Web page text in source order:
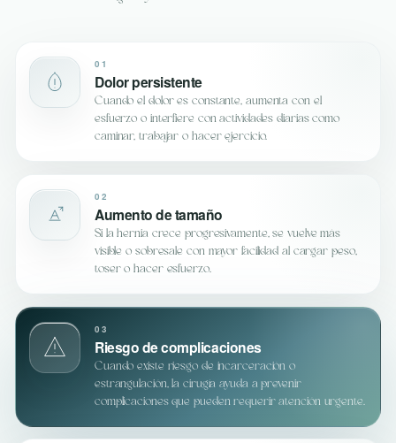
01
Dolor persistente
Cuando el dolor es constante, aumenta con el
esfuerzo o interfiere con actividades diarias como
caminar, trabajar o hacer ejercicio.
02
Aumento de tamaño
Si la hernia crece progresivamente, se vuelve más
visible o sobresale con mayor facilidad al cargar peso,
toser o hacer esfuerzo.
03
Riesgo de complicaciones
Cuando existe riesgo de incarceración o
estrangulación, la cirugía ayuda a prevenir
complicaciones que pueden requerir atención urgente.